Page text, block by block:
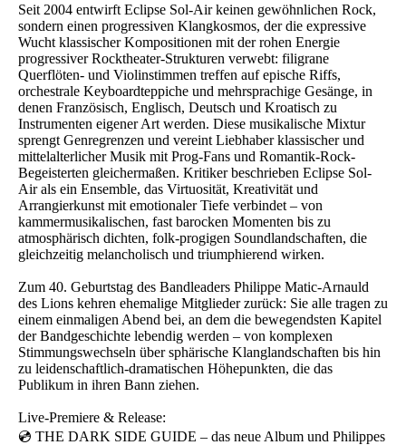
Seit 2004 entwirft Eclipse Sol-Air keinen gewöhnlichen Rock,
sondern einen progressiven Klangkosmos, der die expressive
Wucht klassischer Kompositionen mit der rohen Energie
progressiver Rocktheater-Strukturen verwebt: filigrane
Querflöten- und Violinstimmen treffen auf epische Riffs,
orchestrale Keyboardteppiche und mehrsprachige Gesänge, in
denen Französisch, Englisch, Deutsch und Kroatisch zu
Instrumenten eigener Art werden. Diese musikalische Mixtur
sprengt Genregrenzen und vereint Liebhaber klassischer und
mittelalterlicher Musik mit Prog-Fans und Romantik-Rock-
Begeisterten gleichermaßen. Kritiker beschrieben Eclipse Sol-
Air als ein Ensemble, das Virtuosität, Kreativität und
Arrangierkunst mit emotionaler Tiefe verbindet – von
kammermusikalischen, fast barocken Momenten bis zu
atmosphärisch dichten, folk-progigen Soundlandschaften, die
gleichzeitig melancholisch und triumphierend wirken.
Zum 40. Geburtstag des Bandleaders Philippe Matic-Arnauld
des Lions kehren ehemalige Mitglieder zurück: Sie alle tragen zu
einem einmaligen Abend bei, an dem die bewegendsten Kapitel
der Bandgeschichte lebendig werden – von komplexen
Stimmungswechseln über sphärische Klanglandschaften bis hin
zu leidenschaftlich-dramatischen Höhepunkten, die das
Publikum in ihren Bann ziehen.
Live-Premiere & Release:
💿 THE DARK SIDE GUIDE – das neue Album und Philippes